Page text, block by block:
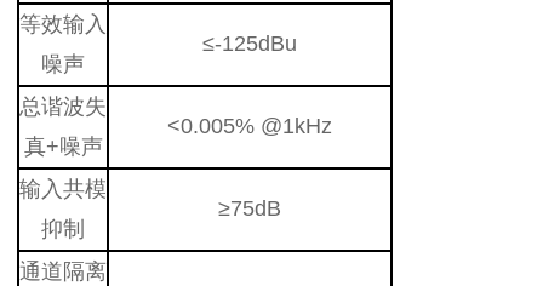
等效输入
噪声
≤-125dBu
总谐波失
真+噪声
<0.005% @1kHz
输入共模
抑制
≥75dB
通道隔离